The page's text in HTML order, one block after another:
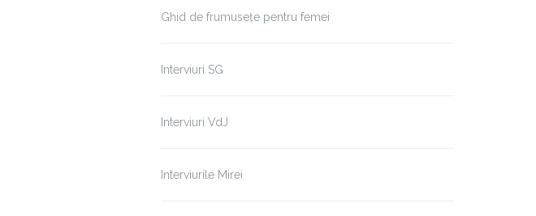
Ghid de frumusețe pentru femei
Interviuri SG
Interviuri VdJ
Interviurile Mirei